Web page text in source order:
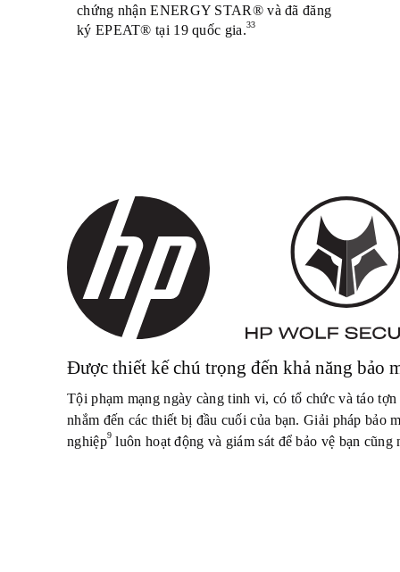
chứng nhận ENERGY STAR® và đã đăng
ký EPEAT® tại 19 quốc gia.33
Được thiết kế chú trọng đến khả năng bảo
Tội phạm mạng ngày càng tinh vi, có tổ chức và táo
nhắm đến các thiết bị đầu cuối của bạn. Giải pháp bảo
nghiệp9 luôn hoạt động và giám sát để bảo vệ bạn cũng